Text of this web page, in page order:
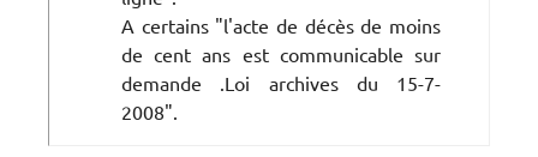
A certains "l'acte de décès de moins
de cent ans est communicable sur
demande .Loi archives du 15-7-
2008".